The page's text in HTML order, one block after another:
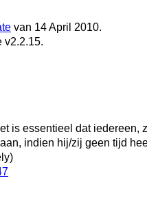
van 14 April 2010.
v2.2.15.
is essentieel dat
indien hij/zij geen tijd